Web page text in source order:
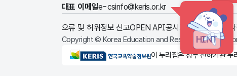
대표 이메일e-csinfo@keris.or.kr
HINT
오류 및 허위정보 신고OPEN API공시자료 다운로드저
Copyright © Korea Education and Research
KERIS한국교육학술정보원이 누리집은 정부 산하기관 누